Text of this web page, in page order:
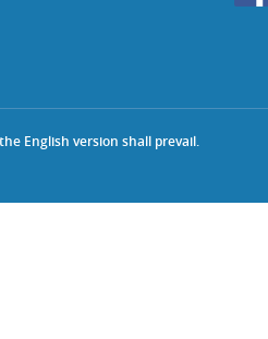
HKU
English version shall prevail.